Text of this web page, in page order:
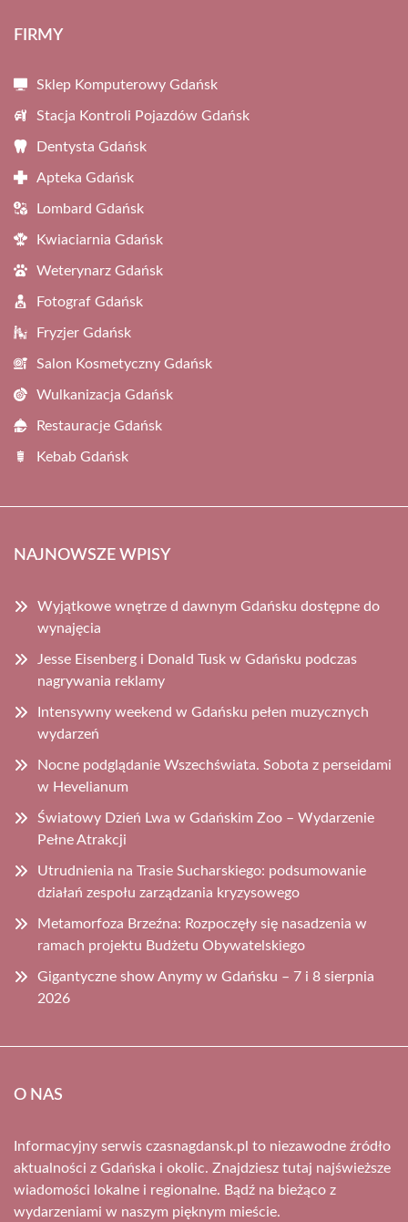
FIRMY
Sklep Komputerowy Gdańsk
Stacja Kontroli Pojazdów Gdańsk
Dentysta Gdańsk
Apteka Gdańsk
Lombard Gdańsk
Kwiaciarnia Gdańsk
Weterynarz Gdańsk
Fotograf Gdańsk
Fryzjer Gdańsk
Salon Kosmetyczny Gdańsk
Wulkanizacja Gdańsk
Restauracje Gdańsk
Kebab Gdańsk
NAJNOWSZE WPISY
Wyjątkowe wnętrze d dawnym Gdańsku dostępne do
wynajęcia
Jesse Eisenberg i Donald Tusk w Gdańsku podczas
nagrywania reklamy
Intensywny weekend w Gdańsku pełen muzycznych
wydarzeń
Nocne podglądanie Wszechświata. Sobota z perseidami
w Hevelianum
Światowy Dzień Lwa w Gdańskim Zoo – Wydarzenie
Pełne Atrakcji
Utrudnienia na Trasie Sucharskiego: podsumowanie
działań zespołu zarządzania kryzysowego
Metamorfoza Brzeźna: Rozpoczęły się nasadzenia w
ramach projektu Budżetu Obywatelskiego
Gigantyczne show Anymy w Gdańsku – 7 i 8 sierpnia
2026
O NAS
Informacyjny serwis czasnagdansk.pl to niezawodne źródło
aktualności z Gdańska i okolic. Znajdziesz tutaj najświeższe
wiadomości lokalne i regionalne. Bądź na bieżąco z
wydarzeniami w naszym pięknym mieście.